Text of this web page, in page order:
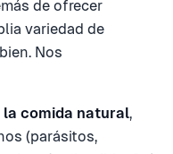
de ofrecer
variedad de
Nos
comida natural,
(parásitos,